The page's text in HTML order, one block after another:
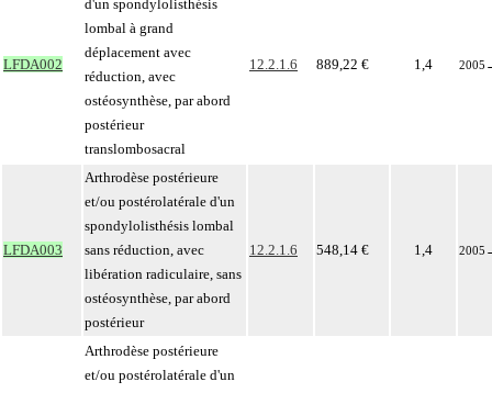
LFDA002
d'un spondylolisthésis
lombal à grand
déplacement avec
réduction, avec
ostéosynthèse, par abord
postérieur
translombosacral
12.2.1.6 889,22 € 1,4 2005
LFDA003
Arthrodèse postérieure
et/ou postérolatérale d'un
spondylolisthésis lombal
sans réduction, avec
libération radiculaire, sans
ostéosynthèse, par abord
postérieur
12.2.1.6 548,14 € 1,4 2005
Arthrodèse postérieure
et/ou postérolatérale d'un